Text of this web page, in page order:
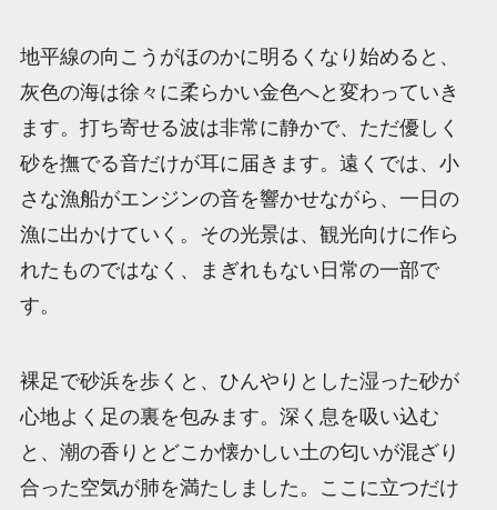
地平線の向こうがほのかに明るくなり始めると、
灰色の海は徐々に柔らかい金色へと変わっていき
ます。打ち寄せる波は非常に静かで、ただ優しく
砂を撫でる音だけが耳に届きます。遠くでは、小
さな漁船がエンジンの音を響かせながら、一日の
漁に出かけていく。その光景は、観光向けに作ら
れたものではなく、まぎれもない日常の一部で
す。
裸足で砂浜を歩くと、ひんやりとした湿った砂が
心地よく足の裏を包みます。深く息を吸い込む
と、潮の香りとどこか懐かしい土の匂いが混ざり
合った空気が肺を満たしました。ここに立つだけ